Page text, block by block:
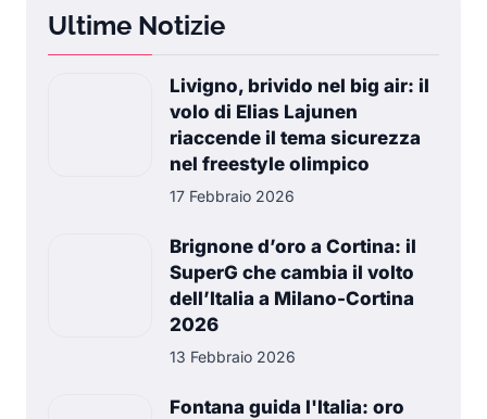
Ultime Notizie
Livigno, brivido nel big air: il
volo di Elias Lajunen
riaccende il tema sicurezza
nel freestyle olimpico
17 Febbraio 2026
Brignone d’oro a Cortina: il
SuperG che cambia il volto
dell’Italia a Milano-Cortina
2026
13 Febbraio 2026
Fontana guida l'Italia: oro